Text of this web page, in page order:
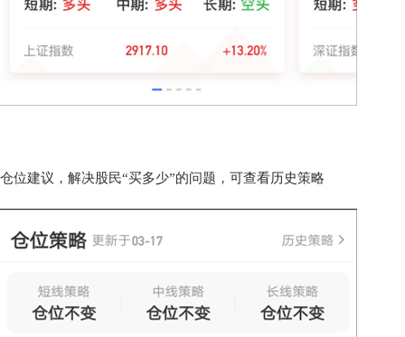
位建议，解决股民“买多少”的问题，可查看历史策略